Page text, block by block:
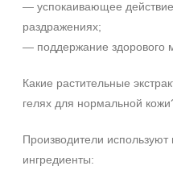
Процедура
Пилинг
Показать еще
SPF 25
— успокаивающее
раздражениях;
— поддержание здорового
Какие растительные
гелях для нормальной
Производители
ингредиенты:
+7